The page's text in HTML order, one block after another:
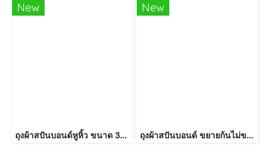
New
ถุงผ้าสปันบอนด์หูหิ้ว ขนาด 33*36*5*5cm แพ็คละ 100 ใบ
New
ถุงผ้าสปันบอนด์ ขยายก้นไม่ขยายข้าง ทรงคางหมู